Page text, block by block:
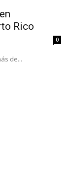
Rico
0
de...